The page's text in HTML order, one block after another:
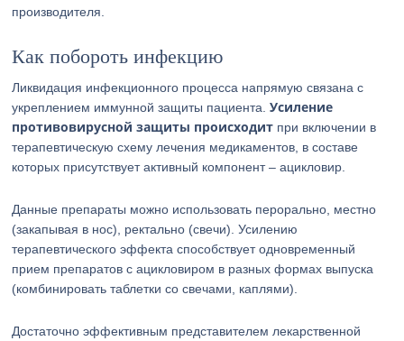
производителя.
Как побороть инфекцию
Ликвидация инфекционного процесса напрямую связана с
укреплением иммунной защиты пациента.Усиление
противовирусной защиты происходит при включении в
терапевтическую схему лечения медикаментов, в составе
которых присутствует активный компонент – ацикловир.
Данные препараты можно использовать перорально, местно
(закапывая в нос), ректально (свечи). Усилению
терапевтического эффекта способствует одновременный
прием препаратов с ацикловиром в разных формах выпуска
(комбинировать таблетки со свечами, каплями).
Достаточно эффективным представителем лекарственной